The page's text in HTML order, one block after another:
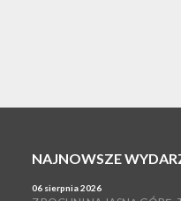
NAJNOWSZE
06 sierpnia 2026